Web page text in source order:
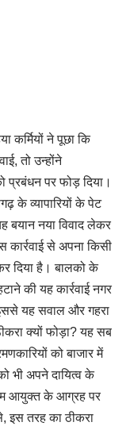
कर्मियों ने पूछा कि
तो उन्होंने
पर फोड़ दिया।
के व्यापारियों के पेट
बयान नया विवाद लेकर
से अपना किसी
दिया है। बालको के
की यह कार्रवाई नगर
यह सवाल और गहरा
क्यों फोड़ा? यह सब
को बाजार में
भी अपने दायित्व के
आयुक्त के आग्रह पर
इस तरह का ठीकरा